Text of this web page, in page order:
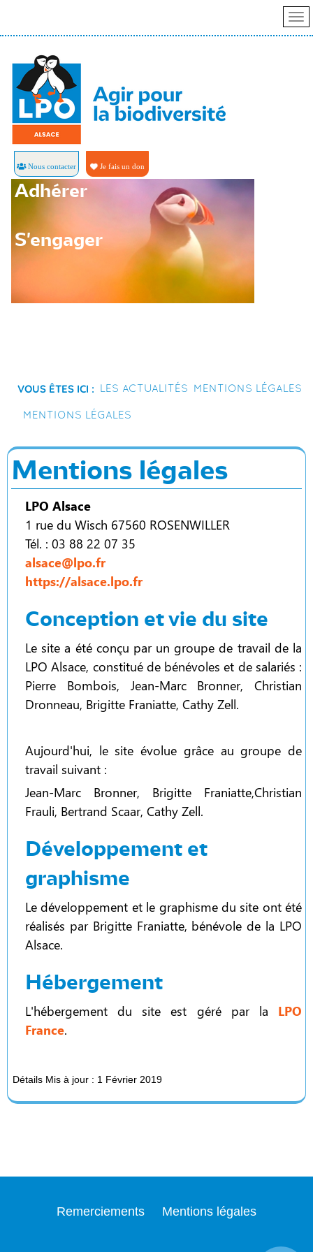
Nous contacter Je fais un don
Adhérer
S'engager
Vous êtes ici : Les actualités Mentions légales
Mentions légales
Mentions légales
LPO Alsace
1 rue du Wisch 67560 ROSENWILLER
Tél. : 03 88 22 07 35
alsace@lpo.fr
https://alsace.lpo.fr
Conception et vie du site
Le site a été conçu par un groupe de travail de la
LPO Alsace, constitué de bénévoles et de salariés :
Pierre Bombois, Jean-Marc Bronner, Christian
Dronneau, Brigitte Franiatte, Cathy Zell.
Aujourd'hui, le site évolue grâce au groupe de
travail suivant :
Jean-Marc Bronner, Brigitte Franiatte,Christian
Frauli, Bertrand Scaar, Cathy Zell.
Développement et
graphisme
Le développement et le graphisme du site ont été
réalisés par Brigitte Franiatte, bénévole de la LPO
Alsace.
Hébergement
L'hébergement du site est géré par la LPO
France.
Détails Mis à jour : 1 Février 2019
Remerciements Mentions légales